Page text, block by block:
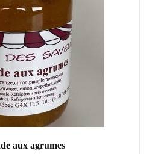
aux agrumes